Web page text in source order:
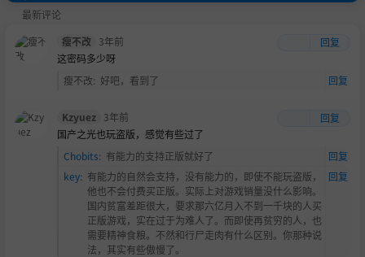
最新评论
瘦不改 3年前
回复
这密码多少呀
瘦不改: 好吧，看到了 回复
Kzyuez 3年前
回复
国产之光也玩盗版，感觉有些过了
Chobits: 有能力的支持正版就好了
回复
key: 有能力的自然会支持，没有能力的，即使不能玩盗版，
他也不会付费买正版。实际上对游戏销量没什么影响。
国内贫富差距很大，要求那六亿月入不到一千块的人买
正版游戏，实在过于为难人了。而即使再贫穷的人，也
需要精神食粮。不然和行尸走肉有什么区别。你那种说
法，其实有些傲慢了。
回复